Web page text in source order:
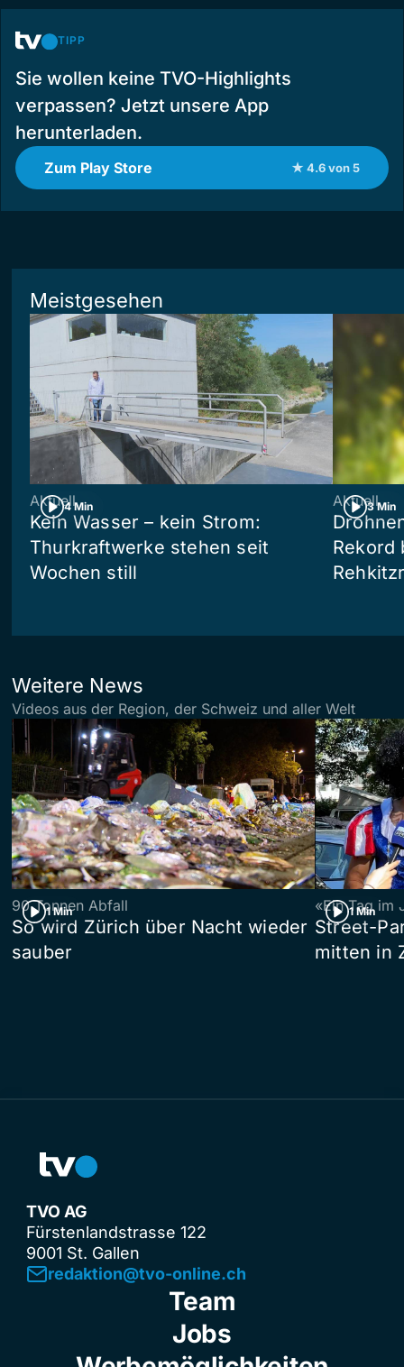
TIPP
Sie wollen keine TVO-Highlights
verpassen? Jetzt unsere App
herunterladen.
Zum Play Store ★ 4.6 von 5
Meistgesehen
4 Min
Aktuell
Kein Wasser – kein Strom:
Thurkraftwerke stehen seit
Wochen still
3 Min
Aktuell
Rekord
Weitere News
Videos aus der Region, der Schweiz und aller Welt
1 Min
90 Tonnen Abfall
So wird Zürich über Nacht wieder
sauber
1 Min
«Ein Tag im
Street-
mitten in
TVO AG
Fürstenlandstrasse 122
9001 St. Gallen
redaktion@tvo-online.ch
Team
Jobs